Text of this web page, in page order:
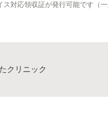
対応領収証が発行可能です（一
クリニック